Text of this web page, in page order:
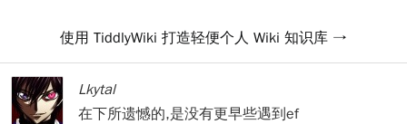
使用 TiddlyWiki 打造轻便个人 Wiki 知识库
Lkytal
在下所遗憾的,是没有更早些遇到ef